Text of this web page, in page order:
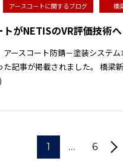
アースコートに関するブログ 橋
トがNETISのVR評価技術へ
ースコート防錆－塗装システム
た記事が掲載されました。 橋梁
1 … 6